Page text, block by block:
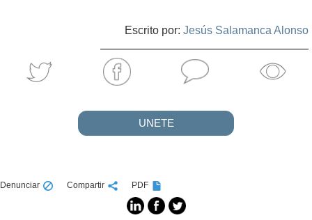
Escrito por: Jesús Salamanca Alonso
UNETE
Denunciar Compartir PDF